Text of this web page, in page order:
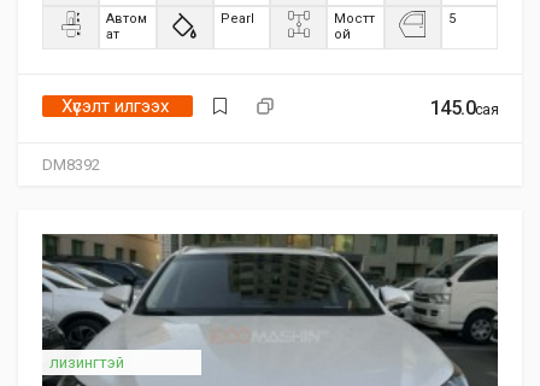
DM8392
Автом
ат
Pearl
Мостт
ой
5
145.0сая
Хүсэлт илгээх
лизингтэй